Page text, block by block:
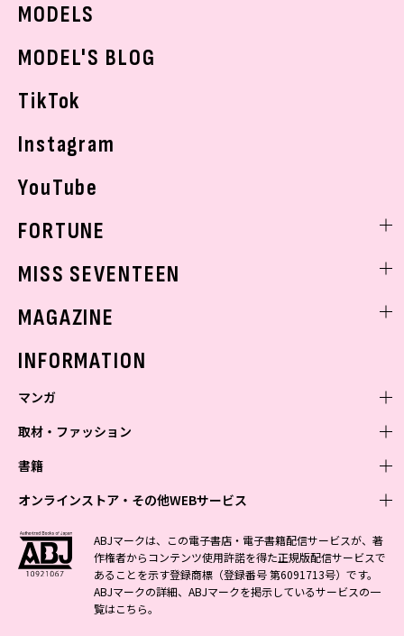
モデルの購入品
MODELS
MODEL'S BLOG
TikTok
Instagram
YouTube
FORTUNE
MISS SEVENTEEN
MAGAZINE
INFORMATION
マンガ
少年マンガ
Vジャンプ
最強ジャンプ
少年ジャンプ+
ジャンプTOON
青年マンガ
ZEBRACK
S-MANGA
集英社ジャンプリミックス
少女マンガ
ZEBRACK
S-MANGA
集英社コミック文庫
女性マンガ
ジャンプTOON
取材・ファッション
ファッション・美容
BAILA
MAQUIA
芸能・情報・スポーツ
週プレNEWS
週プレ グラジャパ!
書籍
文芸・文庫・総合
小説すばる
集英社 文芸ステーション
web 集英社文庫
学芸・ノンフィクション・新書
1日5分で、明日は変わる よみタイ yomitai
集英社学芸部 - 学芸・ノンフィクション
集英社ビジネス書
ライトノベル・ノベライズ
集英社オレンジ文庫
JUMP j-BOOKS
オンラインストア・その他WEBサービス
オンラインストア
OTO
SHUEISHA MANGA-ART HERITAGE
ジャンプキャラクターズストア
その他WEBサービス
集英社アドナビ
集英社エディターズ・ラボ
ABJマークは、この電子書店・電子書籍配信サービスが、著
作権者からコンテンツ使用許諾を得た正規版配信サービスで
あることを示す登録商標（登録番号 第6091713号）です。
ABJマークの詳細、ABJマークを掲示しているサービスの一
覧はこちら。